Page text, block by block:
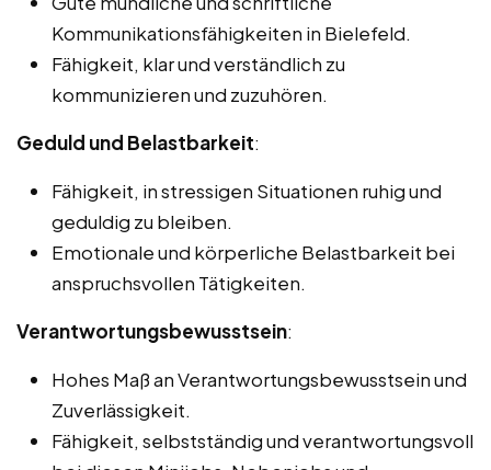
Kommunikationsfähigkeiten in Bielefeld.
Fähigkeit, klar und verständlich zu
kommunizieren und zuzuhören.
Geduld und Belastbarkeit:
Fähigkeit, in stressigen Situationen ruhig und
geduldig zu bleiben.
Emotionale und körperliche Belastbarkeit bei
anspruchsvollen Tätigkeiten.
Verantwortungsbewusstsein:
Hohes Maß an Verantwortungsbewusstsein und
Zuverlässigkeit.
Fähigkeit, selbstständig und verantwortungsvoll